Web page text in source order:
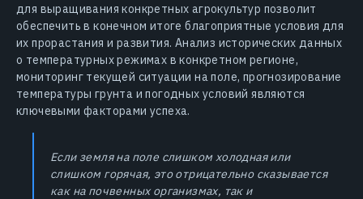
для выращивания конкретных агрокультур позволит
обеспечить в конечном итоге благоприятные условия для
их прорастания и развития. Анализ исторических данных
о температурных режимах в конкретном регионе,
мониторинг текущей ситуации на поле, прогнозирование
температуры грунта и погодных условий являются
ключевыми факторами успеха.
Если земля на поле слишком холодная или
слишком горячая, это отрицательно сказывается
как на почвенных организмах, так и